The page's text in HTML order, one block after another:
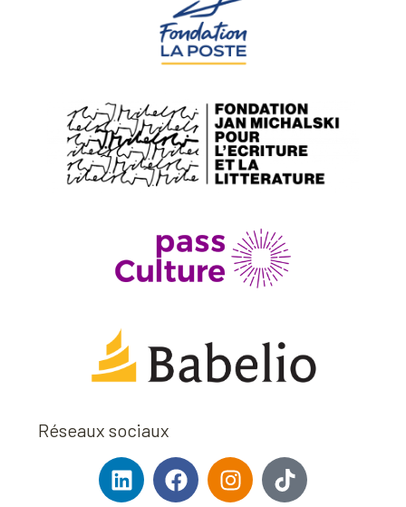
Réseaux sociaux